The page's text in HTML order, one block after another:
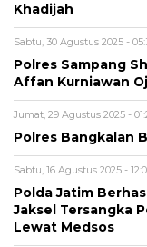
Khadijah
Sabtu, 30 Agustus 2025 -
Polres Sampang
Affan Kurniawan
Jumat, 29 Agustus 2025 -
Polres Bangkalan
Sabtu, 16 Agustus 2025 -
Polda Jatim
Jaksel Tersangka
Lewat Medsos